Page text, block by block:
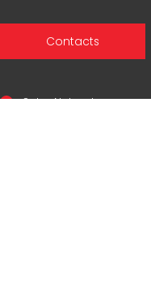
Contacts
Sales Network